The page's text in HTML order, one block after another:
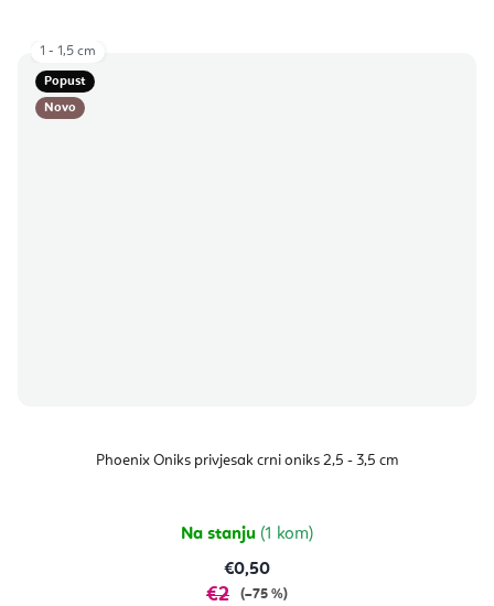
Popust
Novo
Phoenix Oniks privjesak crni oniks 2,5 - 3,5 cm
Na stanju (1 kom)
€0,50
€2 (–75 %)
1 - 1,5 cm